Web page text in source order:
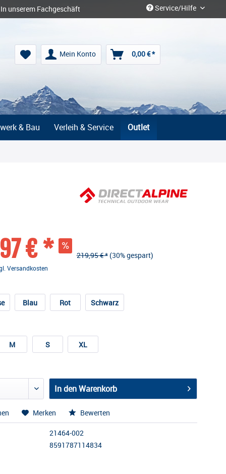
In unserem Fachgeschäft Service/Hilfe
Mein Konto 0,00 € *
& Bau Verleih & Service Outlet
€ * 219,95 € * (30% gespart)
Versandkosten
Blau Rot Schwarz
M S XL
In den Warenkorb
Merken Bewerten
21464-002
8591787114834